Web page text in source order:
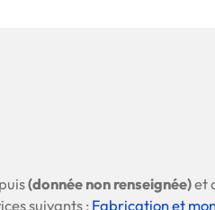
(donnée non renseignée)et
suivants : Fabrication et